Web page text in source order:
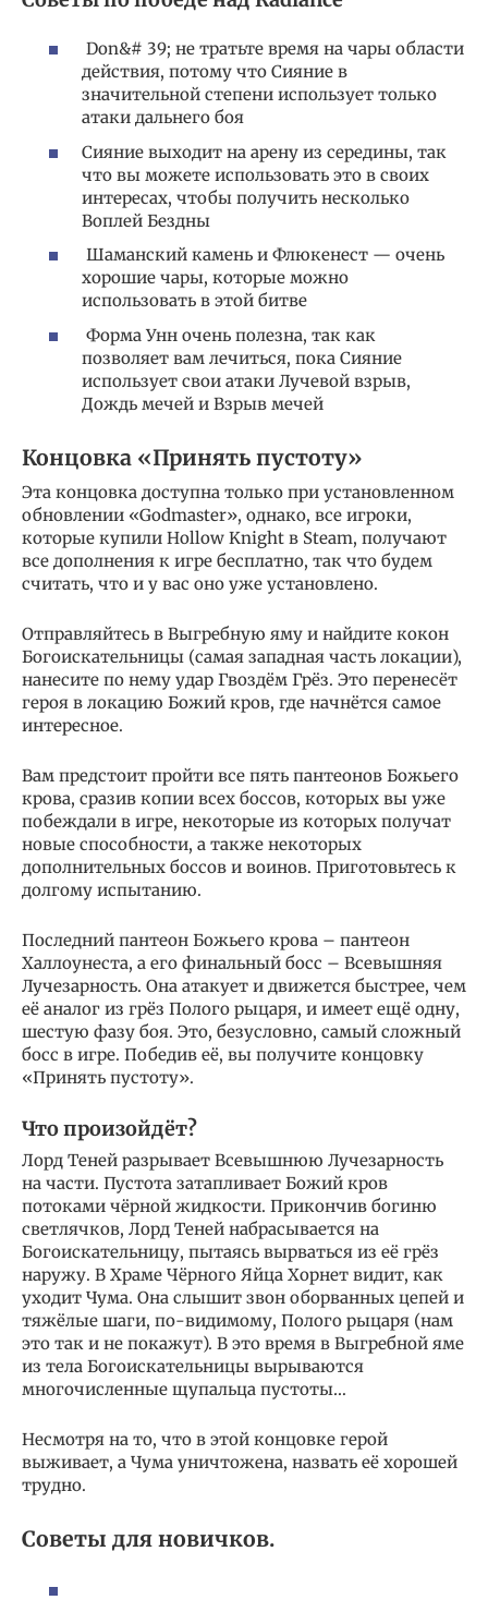
Don&# 39; не тратьте время на чары области
действия, потому что Сияние в
значительной степени использует только
атаки дальнего боя
Сияние выходит на арену из середины, так
что вы можете использовать это в своих
интересах, чтобы получить несколько
Воплей Бездны
Шаманский камень и Флюкенест — очень
хорошие чары, которые можно
использовать в этой битве
Форма Унн очень полезна, так как
позволяет вам лечиться, пока Сияние
использует свои атаки Лучевой взрыв,
Дождь мечей и Взрыв мечей
Концовка «Принять пустоту»
Эта концовка доступна только при установленном
обновлении «Godmaster», однако, все игроки,
которые купили Hollow Knight в Steam, получают
все дополнения к игре бесплатно, так что будем
считать, что и у вас оно уже установлено.
Отправляйтесь в Выгребную яму и найдите кокон
Богоискательницы (самая западная часть локации),
нанесите по нему удар Гвоздём Грёз. Это перенесёт
героя в локацию Божий кров, где начнётся самое
интересное.
Вам предстоит пройти все пять пантеонов Божьего
крова, сразив копии всех боссов, которых вы уже
побеждали в игре, некоторые из которых получат
новые способности, а также некоторых
дополнительных боссов и воинов. Приготовьтесь к
долгому испытанию.
Последний пантеон Божьего крова – пантеон
Халлоунеста, а его финальный босс – Всевышняя
Лучезарность. Она атакует и движется быстрее, чем
её аналог из грёз Полого рыцаря, и имеет ещё одну,
шестую фазу боя. Это, безусловно, самый сложный
босс в игре. Победив её, вы получите концовку
«Принять пустоту».
Что произойдёт?
Лорд Теней разрывает Всевышнюю Лучезарность
на части. Пустота затапливает Божий кров
потоками чёрной жидкости. Прикончив богиню
светлячков, Лорд Теней набрасывается на
Богоискательницу, пытаясь вырваться из её грёз
наружу. В Храме Чёрного Яйца Хорнет видит, как
уходит Чума. Она слышит звон оборванных цепей и
тяжёлые шаги, по-видимому, Полого рыцаря (нам
это так и не покажут). В это время в Выгребной яме
из тела Богоискательницы вырываются
многочисленные щупальца пустоты…
Несмотря на то, что в этой концовке герой
выживает, а Чума уничтожена, назвать её хорошей
трудно.
Советы для новичков.